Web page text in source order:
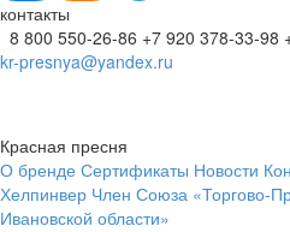
контакты
8 800 550-26-86 +7 920 378-33-98
kr-presnya@yandex.ru
Красная пресня
О бренде Сертификаты Новости
Хелпинвер Член Союза «Торгово-
Ивановской области»